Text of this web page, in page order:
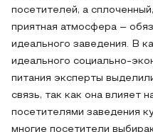
посетителей, а
приятная атмосфера –
идеального заведения. В
идеального социально-
питания эксперты
связь, так как она влияет
посетителями заведения
многие посетители